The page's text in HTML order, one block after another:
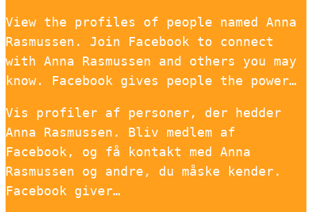
View the profiles of people named Anna
Rasmussen. Join Facebook to connect
with Anna Rasmussen and others you may
know. Facebook gives people the power…
Vis profiler af personer, der hedder
Anna Rasmussen. Bliv medlem af
Facebook, og få kontakt med Anna
Rasmussen og andre, du måske kender.
Facebook giver…